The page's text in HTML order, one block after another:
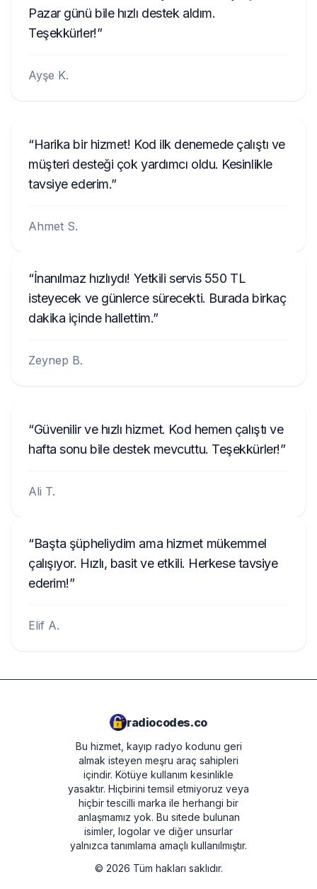
Cihazı kapatın.
SEEK/SKIP ve CH/DISC düğmelerinin üst
rakamını (örneğin L0055) gösteren bir L
arasında geçiş yapacaktır.
U ve L harflerini hariç tutarak 8 rakamı not
edin - bu, radyonuzun seri numarasıdır.
Seri numarası radyo ekranından
okunamıyorsa, cihazın sökülmesi ve kodun
kasa üzerindeki etiketten okunması
gereklidir. Numara örnekleri:
954LR052, FBPE066260EW, BJ001841,
Pazar günü bile hızlı destek aldım.
Teşekkürler!
Ayşe K.
Harika bir hizmet! Kod ilk denemede çalıştı ve
müşteri desteği çok yardımcı oldu. Kesinlikle
tavsiye ederim.
Ahmet S.
İnanılmaz hızlıydı! Yetkili servis 550 TL
isteyecek ve günlerce sürecekti. Burada birkaç
dakika içinde hallettim.
Zeynep B.
Güvenilir ve hızlı hizmet. Kod hemen çalıştı ve
hafta sonu bile destek mevcuttu. Teşekkürler!
Ali T.
Başta şüpheliydim ama hizmet mükemmel
çalışıyor. Hızlı, basit ve etkili. Herkese tavsiye
ederim!
Elif A.
radiocodes.co
Bu hizmet, kayıp radyo kodunu geri
almak isteyen meşru araç sahipleri
içindir. Kötüye kullanım kesinlikle
yasaktır. Hiçbirini temsil etmiyoruz veya
hiçbir tescilli marka ile herhangi bir
anlaşmamız yok. Bu sitede bulunan
isimler, logolar ve diğer unsurlar
yalnızca tanımlama amaçlı kullanılmıştır.
© 2026 Tüm hakları saklıdır.